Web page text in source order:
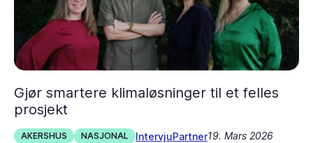
Gjør smartere klimaløsninger til et felles
prosjekt
AKERSHUS NASJONAL IntervjuPartner19. Mars 2026